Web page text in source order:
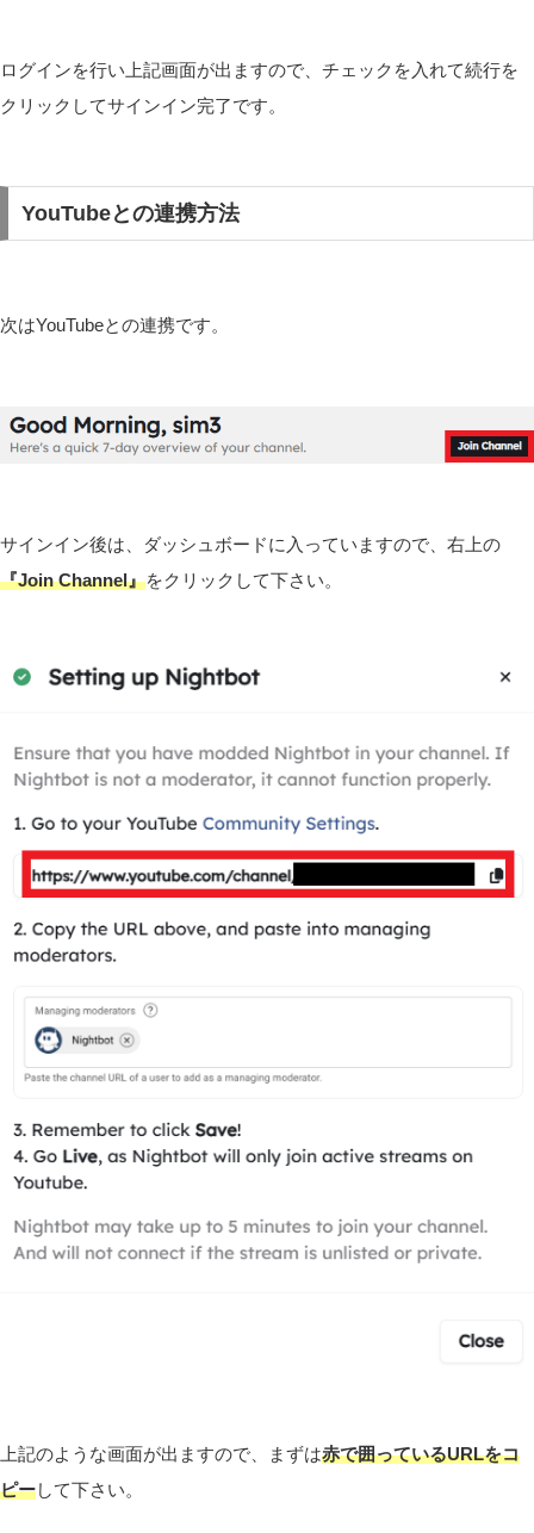
ログインを行い上記画面が出ますので、チェックを入れて続行を
クリックしてサインイン完了です。
YouTubeとの連携方法
次はYouTubeとの連携です。
サインイン後は、ダッシュボードに入っていますので、右上の
『Join Channel』をクリックして下さい。
上記のような画面が出ますので、まずは赤で囲っているURLをコ
ピーして下さい。